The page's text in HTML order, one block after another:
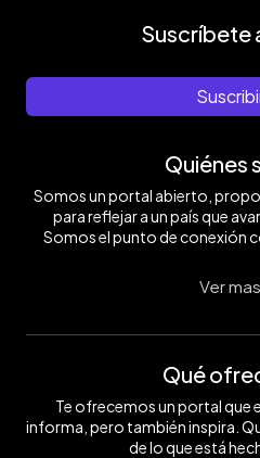
Suscríbete
Quiénes
Somos un portal abierto,
para reflejar a un país que
Somos el punto de conexión
Ver
Qué
Te ofrecemos un portal que
informa, pero también inspira.
de lo que está